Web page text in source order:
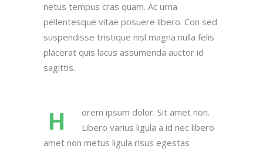
netus tempus cras quam. Ac urna
pellentesque vitae posuere libero. Con sed
suspendisse tristique nisl magna nulla felis
placerat quis lacus assumenda auctor id
sagittis.
H
orem ipsum dolor. Sit amet non.
Libero varius ligula a id nec libero
amet non metus ligula risus egestas